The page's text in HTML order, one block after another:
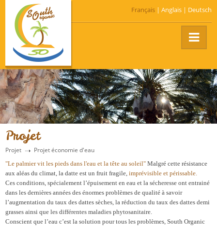
Français| Anglais| Deutsch
Projet
Projet Projet économie d'eau
"Le palmier vit les pieds dans l'eau et la tête au soleil" Malgré cette résistance
aux aléas du climat, la datte est un fruit fragile,imprévisible et périssable.
Ces conditions, spécialement l’épuisement en eau et la sécheresse ont entrainé
dans les dernières années des énormes problèmes de qualité à savoir
l’augmentation du taux des dattes sèches, la réduction du taux des dattes demi
grasses ainsi que les différentes maladies phytosanitaire.
Conscient que l’eau c’est la solution pour tous les problèmes, South Organic